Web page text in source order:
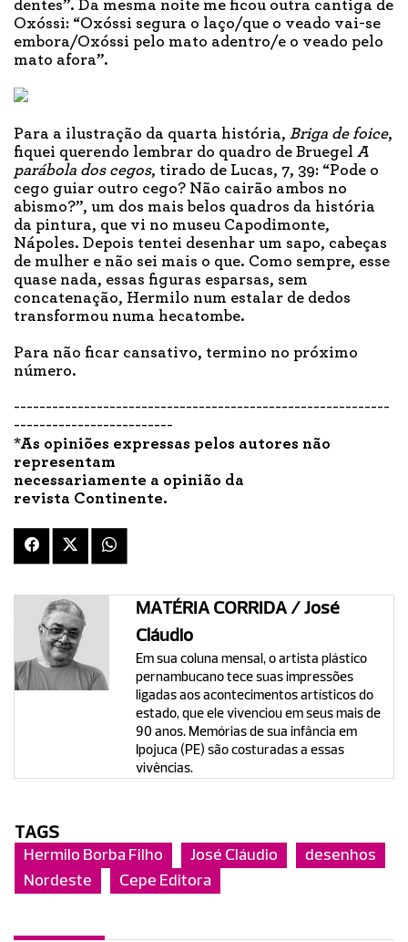
dentes”. Da mesma noite me ficou outra cantiga de
Oxóssi: “Oxóssi segura o laço/que o veado vai-se
embora/Oxóssi pelo mato adentro/e o veado pelo
mato afora”.
Para a ilustração da quarta história, Briga de foice,
fiquei querendo lembrar do quadro de Bruegel A
parábola dos cegos, tirado de Lucas, 7, 39: “Pode o
cego guiar outro cego? Não cairão ambos no
abismo?”, um dos mais belos quadros da história
da pintura, que vi no museu Capodimonte,
Nápoles. Depois tentei desenhar um sapo, cabeças
de mulher e não sei mais o que. Como sempre, esse
quase nada, essas figuras esparsas, sem
concatenação, Hermilo num estalar de dedos
transformou numa hecatombe.
Para não ficar cansativo, termino no próximo
número.
-----------------------------------------------------------
-------------------------
*As opiniões expressas pelos autores não
representam
necessariamente a opinião da
revista Continente.
MATÉRIA CORRIDA / José
Cláudio
Em sua coluna mensal, o artista plástico
pernambucano tece suas impressões
ligadas aos acontecimentos artísticos do
estado, que ele vivenciou em seus mais de
90 anos. Memórias de sua infância em
Ipojuca (PE) são costuradas a essas
vivências.
TAGS
Hermilo Borba Filho José Cláudio
desenhos
Nordeste
Cepe Editora